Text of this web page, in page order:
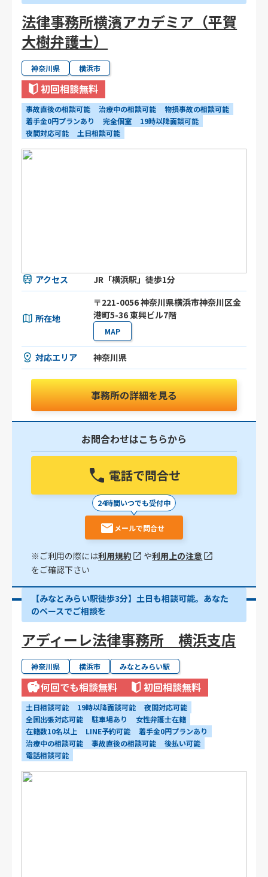
法律事務所横濱アカデミア（平賀
大樹弁護士）
神奈川県 横浜市
初回相談無料
事故直後の相談可能 治療中の相談可能
物損事故の相談可能
着手金0円プランあり
完全個室
19時以降面談可能
夜間対応可能
土日相談可能
アクセス JR「横浜駅」徒歩1分
所在地
〒221-0056 神奈川県横浜市神奈川区金
港町5-36 東興ビル7階
MAP
対応エリア 神奈川県
事務所の詳細を見る
お問合わせはこちらから
電話で問合せ
24時間いつでも受付中
メールで問合せ
※ご利用の際には利用規約 や利用上の注意
をご確認下さい
【みなとみらい駅徒歩3分】土日も相談可能。あなた
のペースでご相談を
アディーレ法律事務所 横浜支店
神奈川県 横浜市 みなとみらい駅
何回でも相談無料 初回相談無料
土日相談可能 19時以降面談可能
夜間対応可能
全国出張対応可能
駐車場あり
女性弁護士在籍
在籍数10名以上
LINE予約可能
着手金0円プランあり
治療中の相談可能
事故直後の相談可能
後払い可能
電話相談可能